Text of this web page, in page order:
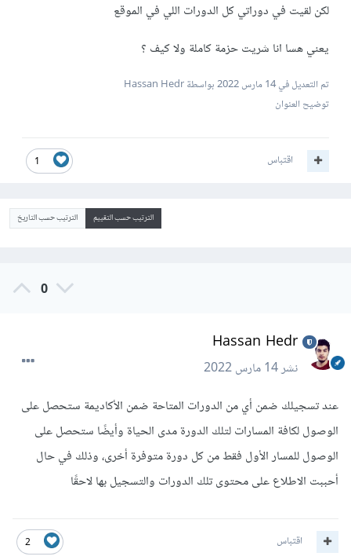
لكن لقيت في دوراتي كل الدورات اللي في الموقع
يعني هسا انا شريت حزمة كاملة ولا كيف ؟
تم التعديل في14 مارس 2022
بواسطة Hassan Hedr
توضيح العنوان
1 اقتباس
الترتيب حسب التقييم الترتيب حسب التاريخ
0
Hassan Hedr
نشر14 مارس 2022
عند تسجيلك ضمن أي من الدورات المتاحة ضمن الأكاديمة ستحصل على
الوصول لكافة المسارات لتلك الدورة مدى الحياة وأيضًا ستحصل على
الوصول للمسار الأول فقط من كل دورة متوفرة أخرى، وذلك في حال
أحببت الاطلاع على محتوى تلك الدورات والتسجيل بها لاحقًا
2 اقتباس